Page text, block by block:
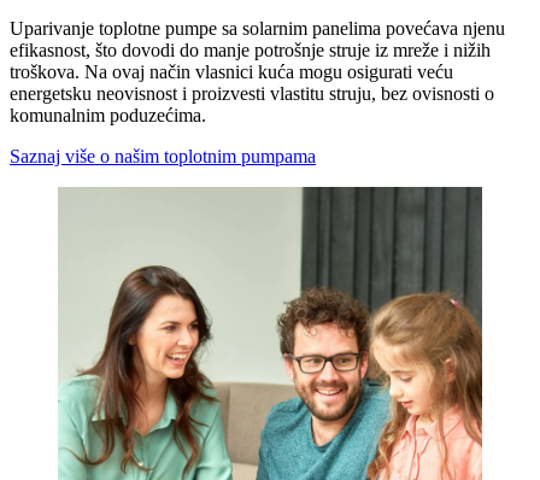
Uparivanje toplotne pumpe sa solarnim panelima povećava njenu
efikasnost, što dovodi do manje potrošnje struje iz mreže i nižih
troškova. Na ovaj način vlasnici kuća mogu osigurati veću
energetsku neovisnost i proizvesti vlastitu struju, bez ovisnosti o
komunalnim poduzećima.
Saznaj više o našim toplotnim pumpama